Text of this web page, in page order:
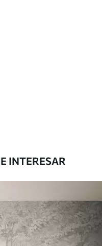
INTERESAR